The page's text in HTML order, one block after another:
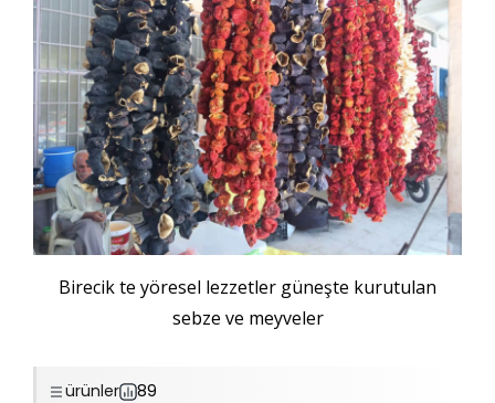
Birecik te yöresel lezzetler güneşte kurutulan
sebze ve meyveler
ürünler 89